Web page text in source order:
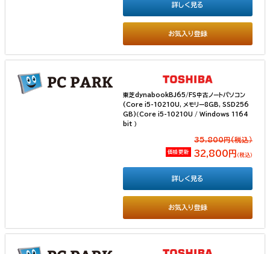
お気入り登録
詳しく見る
東芝dynabookBJ65/FS中古ノートパソコン
(Core i5-10210U, メモリー8GB, SSD256
GB)（Core i5-10210U / Windows 1164
bit ）
35,800円(税込）
価格更新 32,800円 （税込）
お気入り登録
詳しく見る